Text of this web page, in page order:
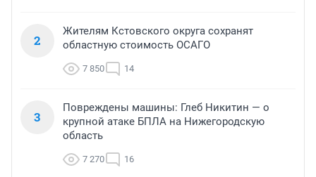
2
Жителям Кстовского округа сохранят
областную стоимость ОСАГО
7 850 14
3
Повреждены машины: Глеб Никитин — о
крупной атаке БПЛА на Нижегородскую
область
7 270 16